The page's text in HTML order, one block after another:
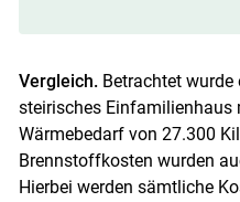
Vergleich.Betrachtet wurde
steirisches Einfamilienhaus
Wärmebedarf von 27.300
Brennstoffkosten wurden
Hierbei werden sämtliche